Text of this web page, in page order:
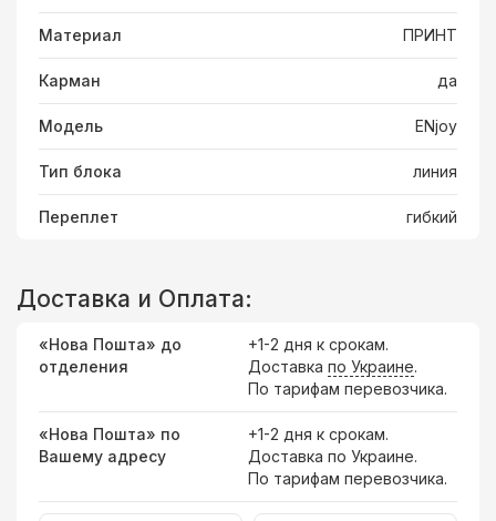
Материал ПРИНТ
Карман да
Модель ENjoy
Тип блока линия
Переплет гибкий
Доставка и Оплата:
«Нова Пошта» до
отделения
+1-2 дня к срокам.
Доставка по Украине.
По тарифам перевозчика.
«Нова Пошта» по
Вашему адресу
+1-2 дня к срокам.
Доставка по Украине.
По тарифам перевозчика.